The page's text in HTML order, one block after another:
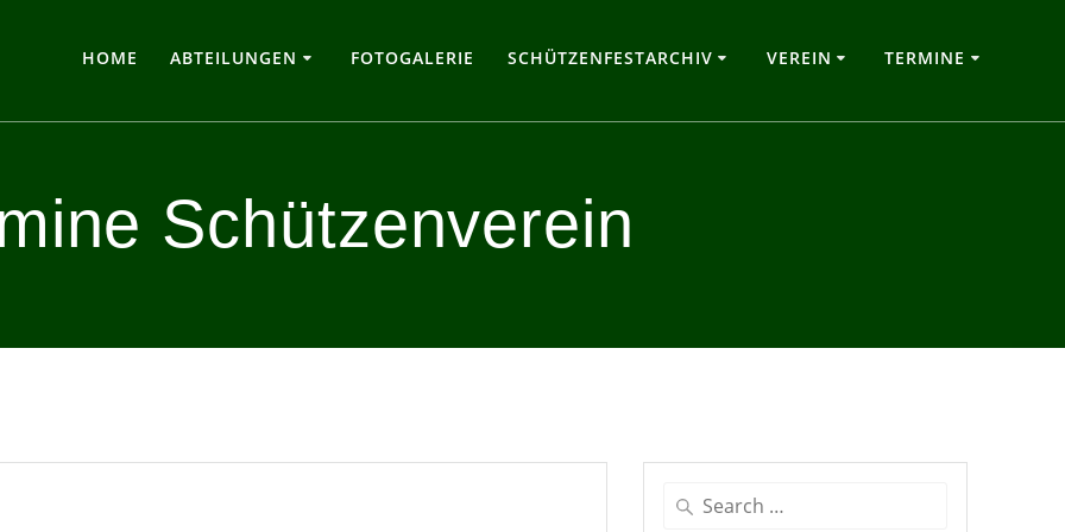
HOME ABTEILUNGEN FOTOGALERIE SCHÜTZENFESTARCHIV VEREIN TERMINE
Schützenverein
Search